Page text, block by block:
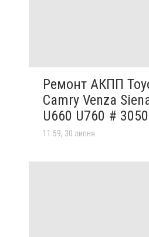
Ремонт АКПП
Camry Venza
U660 U760 #
11:59, 30 липня